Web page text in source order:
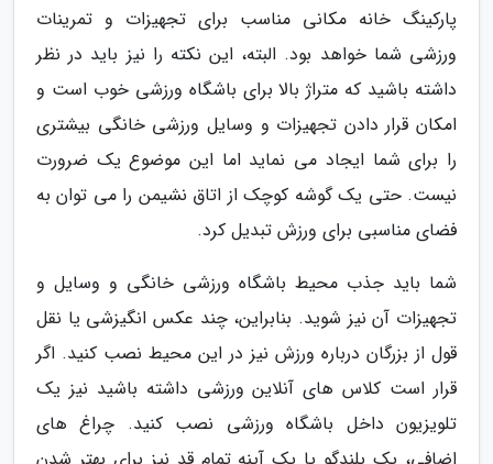
پارکینگ خانه مکانی مناسب برای تجهیزات و تمرینات
ورزشی شما خواهد بود. البته، این نکته را نیز باید در نظر
داشته باشید که متراژ بالا برای باشگاه ورزشی خوب است و
امکان قرار دادن تجهیزات و وسایل ورزشی خانگی بیشتری
را برای شما ایجاد می نماید اما این موضوع یک ضرورت
نیست. حتی یک گوشه کوچک از اتاق نشیمن را می توان به
فضای مناسبی برای ورزش تبدیل کرد.
شما باید جذب محیط باشگاه ورزشی خانگی و وسایل و
تجهیزات آن نیز شوید. بنابراین، چند عکس انگیزشی یا نقل
قول از بزرگان درباره ورزش نیز در این محیط نصب کنید. اگر
قرار است کلاس های آنلاین ورزشی داشته باشید نیز یک
تلویزیون داخل باشگاه ورزشی نصب کنید. چراغ های